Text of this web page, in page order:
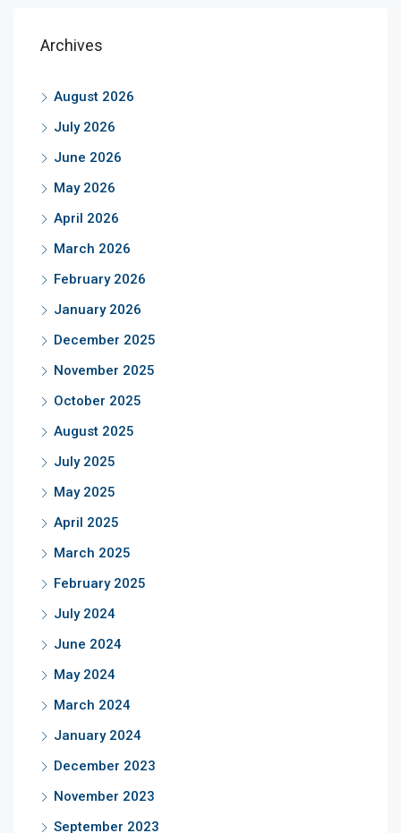
Archives
August 2026
July 2026
June 2026
May 2026
April 2026
March 2026
February 2026
January 2026
December 2025
November 2025
October 2025
August 2025
July 2025
May 2025
April 2025
March 2025
February 2025
July 2024
June 2024
May 2024
March 2024
January 2024
December 2023
November 2023
September 2023